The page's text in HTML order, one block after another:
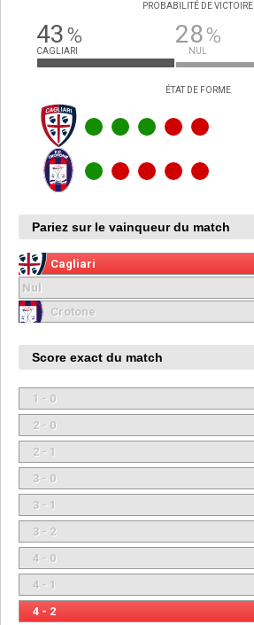
PROBABILITÉ DE VICTOIRE
43%
CAGLIARI
28%
NUL
ÉTAT DE FORME
Pariez sur le vainqueur du match
Cagliari
Nul
Crotone
Score exact du match
1 - 0
2 - 0
2 - 1
3 - 0
3 - 1
3 - 2
4 - 0
4 - 1
4 - 2